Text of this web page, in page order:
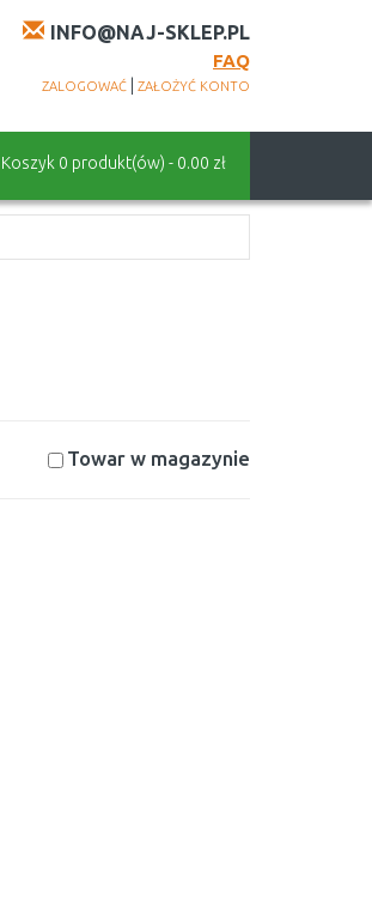
INFO@NAJ-SKLEP.PL
FAQ
ZALOGOWAĆ ZAŁOŻYĆ KONTO
Koszyk 0 produkt(ów) - 0.00 zł
Towar w magazynie